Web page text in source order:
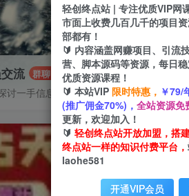
流 群聊
讨一手信息差
轻创终点站 | 专注优质VIP网
市面上收费几百几千的项目
部都有！
🔰 内容涵盖网赚项目、引流
营、脚本源码等资源，每日
优质资源课程！
🔰 本站VIP 限时特惠， ￥79/
(推广佣金70%)， 全站资源免
更新，欢迎加入！
🔰 轻创终点站开放加盟，搭
终点站一样的知识付费平台，
laohe581
开通VIP会员